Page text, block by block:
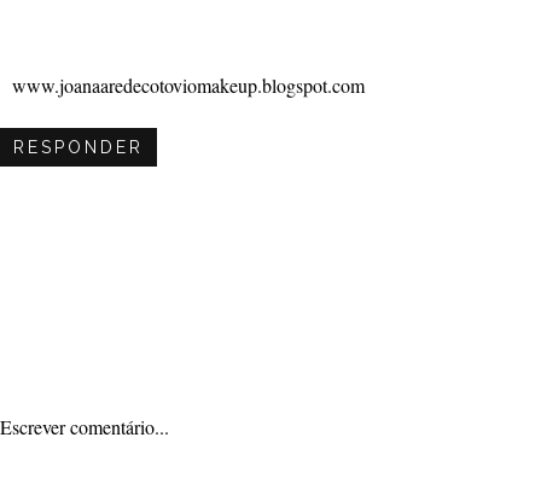
www.joanaaredecotoviomakeup.blogspot.com
RESPONDER
Escrever comentário...